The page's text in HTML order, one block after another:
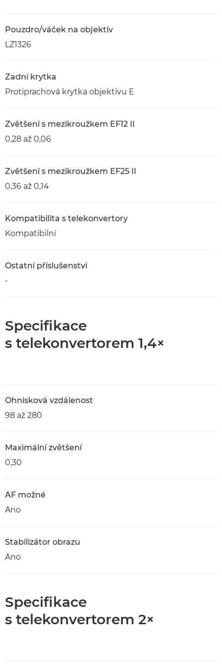
Pouzdro/váček na objektiv
LZ1326
Zadní krytka
Protiprachová krytka objektivu E
Zvětšení s mezikroužkem EF12 II
0,28 až 0,06
Zvětšení s mezikroužkem EF25 II
0,36 až 0,14
Kompatibilita s telekonvertory
Kompatibilní
Ostatní příslušenství
-
Specifikace
s telekonvertorem 1,4×
Ohnisková vzdálenost
98 až 280
Maximální zvětšení
0,30
AF možné
Ano
Stabilizátor obrazu
Ano
Specifikace
s telekonvertorem 2×